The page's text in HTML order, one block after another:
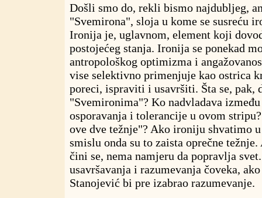
Došli smo do, rekli bismo najdubljeg,
"Svemirona", sloja u kome se susreću
Ironija je, uglavnom, element koji
postojećeg stanja. Ironija se ponekad
antropološkog optimizma i
vise selektivno primenjuje kao ostrica
poreci, ispraviti i usavršiti. Šta se, pak,
"Svemironima"? Ko nadvladava
osporavanja i tolerancije u ovom
ove dve težnje"? Ako ironiju shvatimo
smislu onda su to zaista oprečne
čini se, nema namjeru da popravlja
usavršavanja i razumevanja čoveka,
Stanojević bi pre izabrao razumevanje.